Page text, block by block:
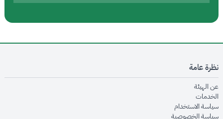
نظرة عامة
عن الهيئةopens in new window
الخدماتopens in new window
سياسة الاستخدام
سياسة الخصوصيةopens in new window